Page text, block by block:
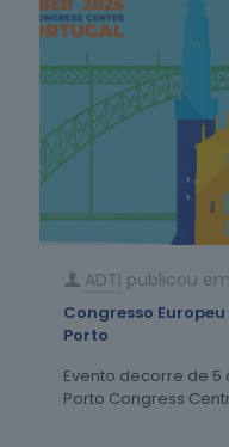
ADTI publicou em
Congresso
Porto
Evento decorre de
Porto Congress